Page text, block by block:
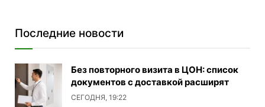
Последние новости
Без повторного визита в ЦОН: список
документов с доставкой расширят
СЕГОДНЯ, 19:22